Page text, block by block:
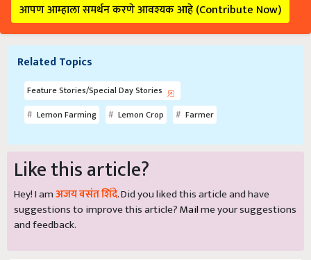
आपण आम्हाला समर्थन करणे आवश्यक आहे (Contribute Now)
Related Topics
Feature Stories/Special Day Stories
Lemon Farming
Lemon Crop Farmer
Like this article?
Hey! I amअजय वसंत शिंदे. Did you liked this article and have
suggestions to improve this article?Mailme your suggestions
and feedback.